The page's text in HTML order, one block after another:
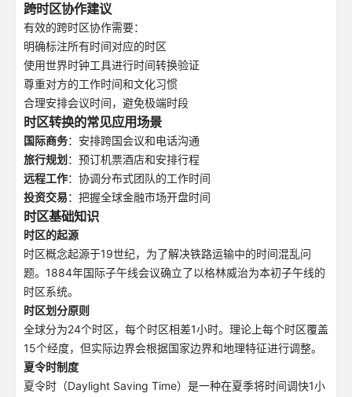
跨时区协作建议
有效的跨时区协作需要：
明确标注所有时间对应的时区
使用世界时钟工具进行时间转换验证
尊重对方的工作时间和文化习惯
合理安排会议时间，避免极端时段
时区转换的常见应用场景
国际商务：安排跨国会议和电话沟通
旅行规划 ：预订机票酒店和安排行程
远程工作：协调分布式团队的工作时间
投资交易：把握全球金融市场开盘时间
时区基础知识
时区的起源
时区概念起源于19世纪，为了解决铁路运输中的时间混乱问
题。1884年国际子午线会议确立了以格林威治为本初子午线的
时区系统。
时区划分原则
全球分为24个时区，每个时区相差1小时。理论上每个时区覆盖
15个经度，但实际边界会根据国家边界和地理特征进行调整。
夏令时制度
夏令时（Daylight Saving Time）是一种在夏季将时间调快1小